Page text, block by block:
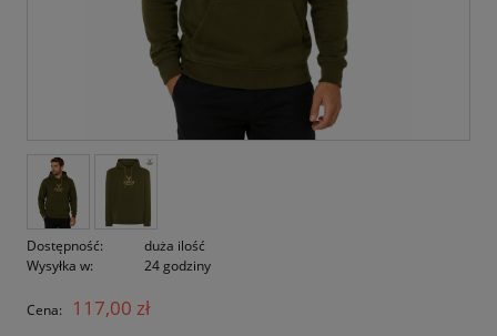
Dostępność:
duża ilość
Wysyłka w:
24 godziny
Cena: 117,00 zł